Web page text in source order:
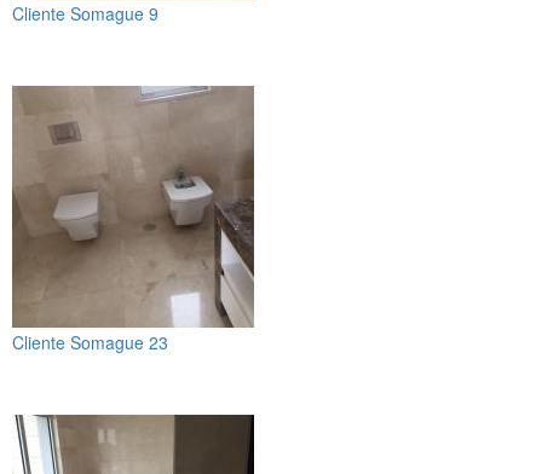
Cliente Somague 9
Cliente Somague 23